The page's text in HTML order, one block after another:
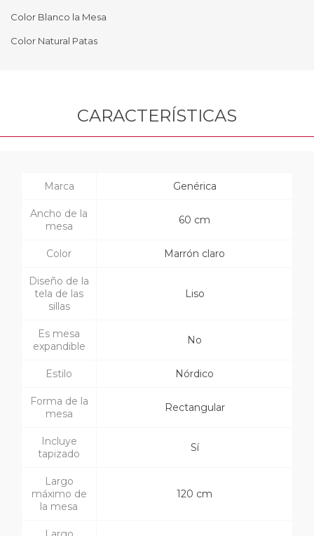
Color Blanco la Mesa
Color Natural Patas
CARACTERÍSTICAS
Marca Genérica
Ancho de la
mesa
60 cm
Color Marrón claro
Diseño de la
tela de las
sillas
Liso
Es mesa
expandible
No
Estilo Nórdico
Forma de la
mesa
Rectangular
Incluye
tapizado
Sí
Largo
máximo de
la mesa
120 cm